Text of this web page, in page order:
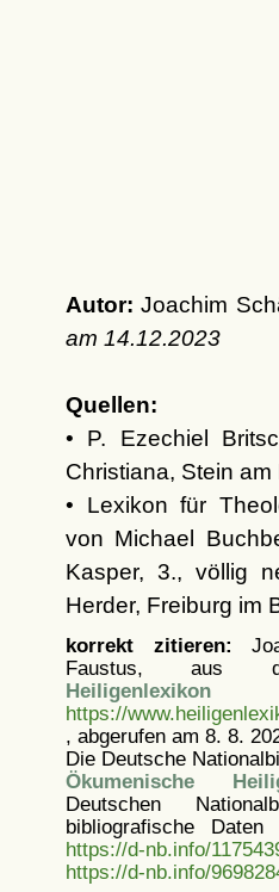
Autor: Joachim
am 14.12.2023
Quellen:
• P. Ezechiel
Christiana, Stein
• Lexikon für
von Michael
Kasper, 3., völlig
Herder, Freiburg im
korrekt zitieren:
Faustus, aus
Heiligenlexikon
https://
, abgerufen am 8. 8.
Die Deutsche
Ökumenische
Deutschen
bibliografische
https://d-nb.info/
https://d-nb.info/